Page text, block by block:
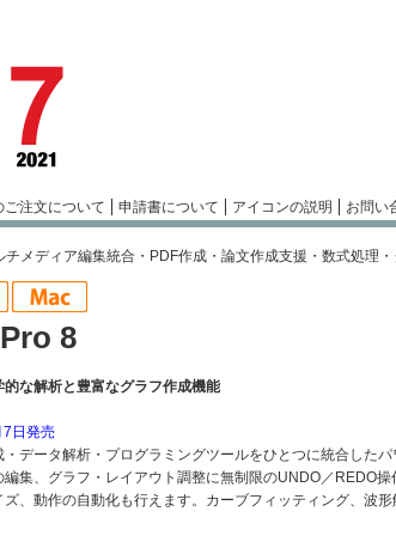
ご注文について 申請書について アイコンの説明 お問い
チメディア編集統合・PDF作成・論文作成支援・数式処理
8
的な解析と豊富なグラフ作成機能
日発売
・データ解析・プログラミングツールをひとつに統合した
編集、グラフ・レイアウト調整に無制限のUNDO／REDO
ズ、動作の自動化も行えます。カーブフィッティング、波